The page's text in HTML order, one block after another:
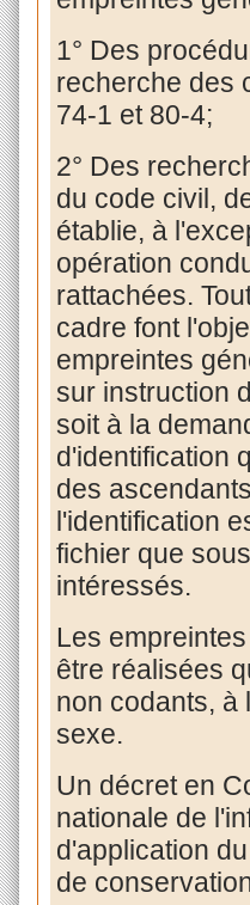
1° Des
recherche des
74-1 et 80-4;
2° Des
du code civil,
établie, à
opération
rattachées.
cadre font
empreintes
sur instruction
soit à la
d'identification
des
l'identification
fichier que
intéressés.
Les
être réalisées
non codants, à
sexe.
Un décret en
nationale de
d'application
de